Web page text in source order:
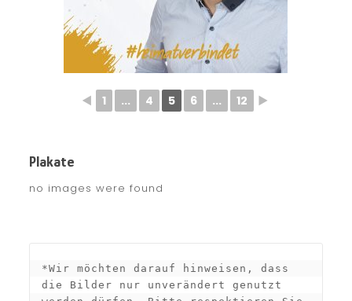
◄ 1 ... 4 5 6 ... 12 ►
Plakate
no images were found
*Wir möchten darauf hinweisen, dass
die Bilder nur unverändert genutzt